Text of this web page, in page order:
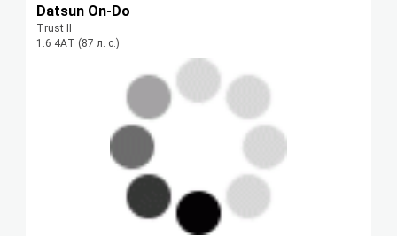
Datsun On-Do
Trust II
1.6 4АT (87 л. с.)